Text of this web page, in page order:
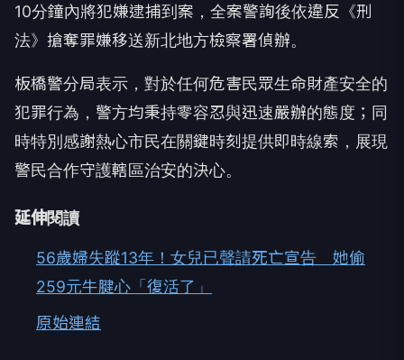
10分鐘內將犯嫌逮捕到案，全案警詢後依違反《刑
法》搶奪罪嫌移送新北地方檢察署偵辦。
板橋警分局表示，對於任何危害民眾生命財產安全的
犯罪行為，警方均秉持零容忍與迅速嚴辦的態度；同
時特別感謝熱心市民在關鍵時刻提供即時線索，展現
警民合作守護轄區治安的決心。
延伸閱讀
56歲婦失蹤13年！女兒已聲請死亡宣告 她偷
259元牛腱心「復活了」
原始連結